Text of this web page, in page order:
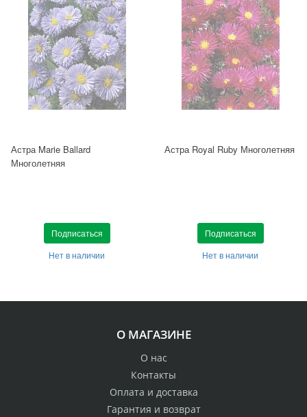
Астра Marie Ballard
Многолетняя
Подписаться
Нет в наличии
Астра Royal Ruby Многолетняя
Подписаться
Нет в наличии
О МАГАЗИНЕ
О нас
Контакты
Оплата и доставка
Гарантия и возврат